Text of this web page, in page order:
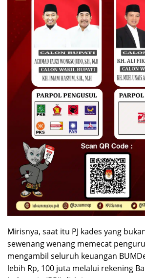
Mirisnya, saat itu PJ kades yang
sewenang wenang memecat
mengambil seluruh keuangan
lebih Rp, 100 juta melalui rekening